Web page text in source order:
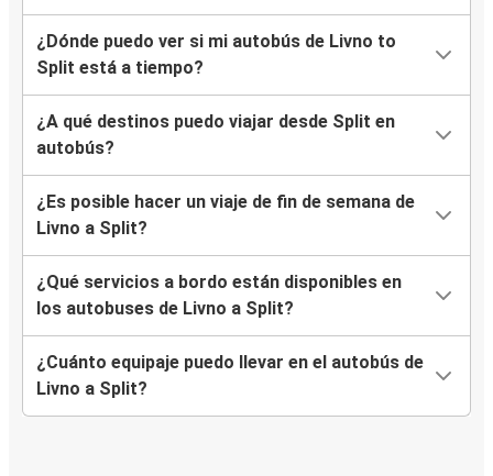
¿Dónde puedo ver si mi autobús de Livno to
Split está a tiempo?
¿A qué destinos puedo viajar desde Split en
autobús?
¿Es posible hacer un viaje de fin de semana de
Livno a Split?
¿Qué servicios a bordo están disponibles en
los autobuses de Livno a Split?
¿Cuánto equipaje puedo llevar en el autobús de
Livno a Split?